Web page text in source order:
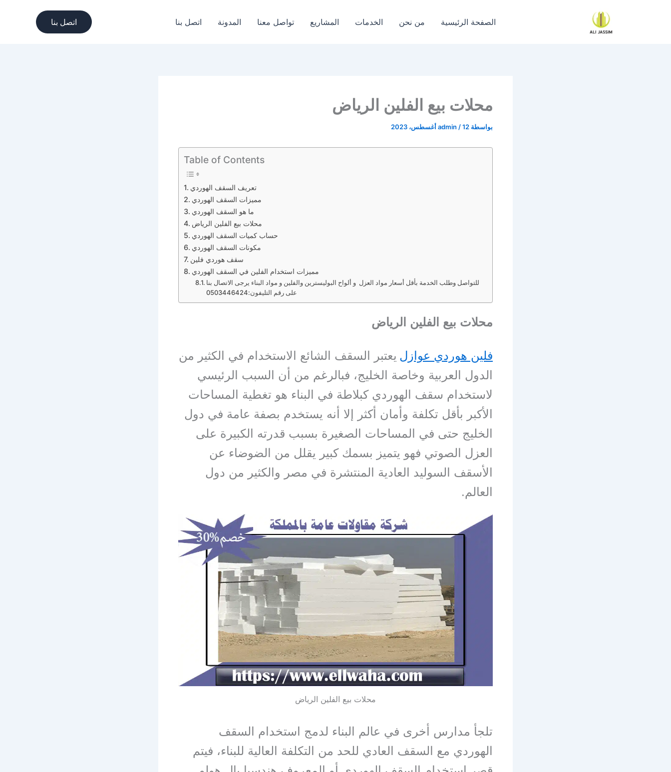
الصفحة الرئيسية من نحن الخدمات المشاريع تواصل معنا المدونة اتصل بنا اتصل بنا
محلات بيع الفلين الرياض
بواسطة admin /12 أغسطس، 2023
Table of Contents
تعريف السقف الهوردي
مميزات السقف الهوردي
ما هو السقف الهوردي
محلات بيع الفلين الرياض
حساب كميات السقف الهوردي
مكونات السقف الهوردي
سقف هوردي فلين
مميزات استخدام الفلين في السقف الهوردي
للتواصل وطلب الخدمة بأقل أسعار مواد العزل و ألواح البوليسترين والفلين و مواد البناء يرجى الاتصال بنا
على رقم التليفون:0503446424
محلات بيع الفلين الرياض
فلين هوردي عوازل يعتبر السقف الشائع الاستخدام في الكثير من
الدول العربية وخاصة الخليج، فبالرغم من أن السبب الرئيسي
لاستخدام سقف الهوردي كبلاطة في البناء هو تغطية المساحات
الأكبر بأقل تكلفة وأمان أكثر إلا أنه يستخدم بصفة عامة في دول
الخليج حتى في المساحات الصغيرة بسبب قدرته الكبيرة على
العزل الصوتي فهو يتميز بسمك كبير يقلل من الضوضاء عن
الأسقف السوليد العادية المنتشرة في مصر والكثير من دول
العالم.
محلات بيع الفلين الرياض
تلجأ مدارس أخرى في عالم البناء لدمج استخدام السقف
الهوردي مع السقف العادي للحد من التكلفة العالية للبناء، فيتم